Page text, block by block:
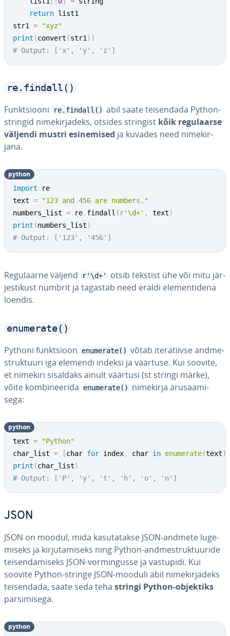
return list1
str1 =
"xyz"
print (convert (str1 ) )
# Output: ['x', 'y', 'z']
re.findall()
Funkt­siooni re.findall() abil saate tei­sen­dada Python-
stringid ni­me­kir­ja­deks, otsides stringist kõik re­gu­laarse
väljendi mustri esi­ne­mised ja kuvades need ni­me­kir­
jana.
import re
text =
"123 and 456 are numbers."
numbers_list = re. findall ( r'\d+' , text)
print (numbers_list)
# Output: ['123', '456']
python
Re­gu­laarne väljend r'\d+'
otsib tekstist ühe või mitu jär­
jes­ti­kust numbrit ja tagastab need eraldi ele­men­ti­dena
loendis.
enumerate()
Pythoni funkt­sioon enumerate() võtab ite­ra­tiivse and­me­
st­ruk­tuuri iga elemendi indeksi ja väärtuse. Kui soovite,
et nimekiri sisaldaks ainult väärtusi (st stringi märke),
võite kom­bi­nee­rida
enumerate()
nimekirja aru­saa­mi­
sega:
text =
"Python"
char_list = [char for index, char in enumerate(text)
print (char_list)
# Output: ['P', 'y', 't', 'h', 'o', 'n']
python
JSON
JSON on moodul, mida ka­su­ta­takse JSON-andmete lu­ge­
miseks ja kir­ju­ta­miseks ning Python-and­me­st­ruk­tuu­ride
tei­sen­da­miseks JSON-vor­min­gusse ja vastupidi. Kui
soovite Python-stringe JSON-mooduli abil ni­me­kir­ja­deks
tei­sen­dada, saate seda teha stringi Python-objektiks
par­si­mi­sega.
python